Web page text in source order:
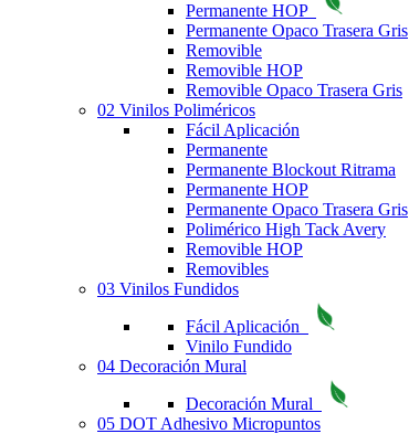
Permanente HOP
Permanente Opaco Trasera Gris
Removible
Removible HOP
Removible Opaco Trasera Gris
02 Vinilos Poliméricos
Fácil Aplicación
Permanente
Permanente Blockout Ritrama
Permanente HOP
Permanente Opaco Trasera Gris
Polimérico High Tack Avery
Removible HOP
Removibles
03 Vinilos Fundidos
Fácil Aplicación
Vinilo Fundido
04 Decoración Mural
Decoración Mural
05 DOT Adhesivo Micropuntos